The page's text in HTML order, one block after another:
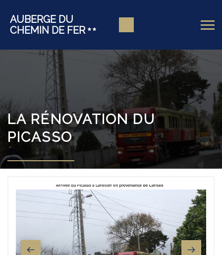
AUBERGE DU
CHEMIN DE FER
LA RÉNOVATION DU
PICASSO